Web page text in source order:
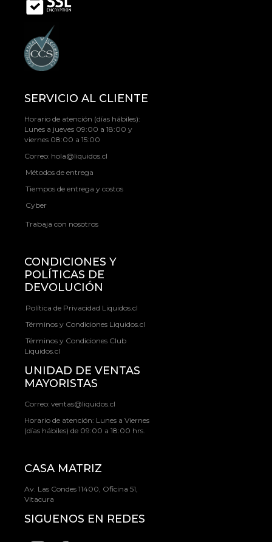
SERVICIO AL CLIENTE
Horario de atención (días hábiles):
Lunes a jueves 09:00 a 18:00 y
viernes 08:00 a 15:00
Correo: hola@liquidos.cl
Métodos de entrega
Tiempos de entrega y costos
Cyber
Trabaja con nosotros
CONDICIONES Y
POLÍTICAS DE
DEVOLUCIÓN
Política de Privacidad Liquidos.cl
Términos y Condiciones Liquidos.cl
Términos y Condiciones Club
Liquidos.cl
UNIDAD DE VENTAS
MAYORISTAS
Correo: ventas@liquidos.cl
Horario de atención: Lunes a Viernes
(días hábiles) de 09:00 a 18:00 hrs.
CASA MATRIZ
Av. Las Condes 11400, Oficina 51,
Vitacura
SIGUENOS EN REDES